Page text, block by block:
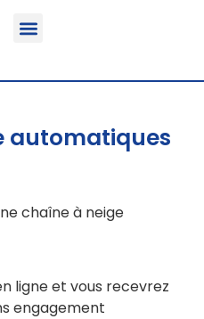
automatiques
chaîne à neige
ligne et vous recevrez
engagement